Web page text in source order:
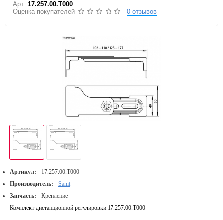
Арт. 17.257.00.T000
Оценка покупателей
0 отзывов
Артикул:
17.257.00.T000
Производитель:
Sanit
Запчасть:
Крепление
Комплект дистанционной регулировки 17.257.00.T000